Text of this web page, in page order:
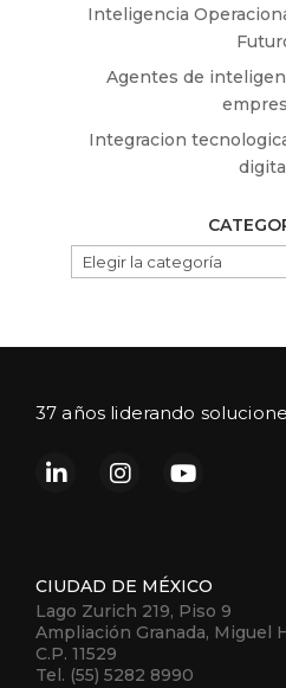
Inteligencia
Agentes de
Integracion
CATEGORÍAS
37 años liderando
CIUDAD DE MÉXICO
Lago Zurich 219, Piso 9
Ampliación Granada, Miguel
C.P. 11529
Tel. (55) 5282 8990